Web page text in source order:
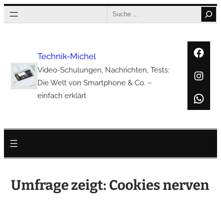
Zum
Inhalt
Search
Technik-Michel
Video-Schulungen, Nachrichten, Tests:
Die Welt von Smartphone & Co. –
einfach erklärt
Umfrage zeigt: Cookies nerven